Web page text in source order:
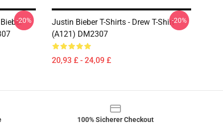
-20%
Justin Bieber T-Shirts - Drew T-Shirt
(A121) DM2307
20,93 £ - 24,09 £
-20%
100% Sicherer Checkout